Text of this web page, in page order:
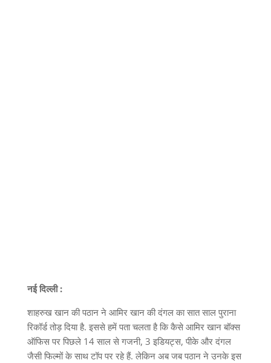
नई दिल्ली :
शाहरुख खान की पठान ने आमिर खान की दंगल का सात साल पुराना
रिकॉर्ड तोड़ दिया है. इससे हमें पता चलता है कि कैसे आमिर खान बॉक्स
ऑफिस पर पिछले 14 साल से गजनी, 3 इडियट्स, पीके और दंगल
जैसी फिल्मों के साथ टॉप पर रहे हैं. लेकिन अब जब पठान ने उनके इस